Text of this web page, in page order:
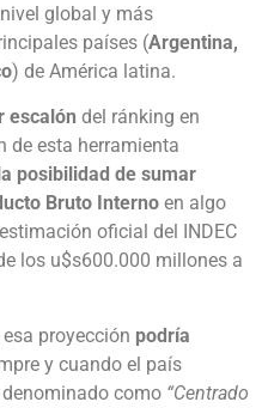
global y más
países (Argentina,
) de América latina.
escalón del ránking en
de esta herramienta
posibilidad de sumar
Bruto Interno en algo
oficial del INDEC
los u$s600.000 millones a
proyección podría
y cuando el país
como “Centrado